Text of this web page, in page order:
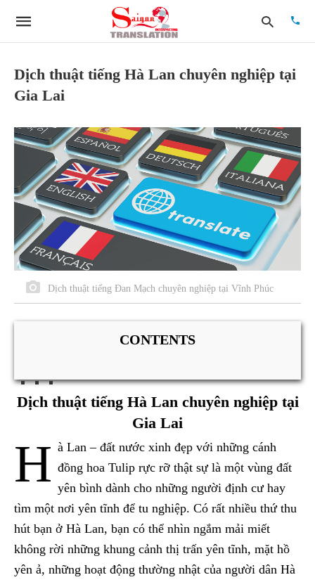
query
and
hit
enter:
Dịch thuật tiếng Hà Lan chuyên nghiệp tại
Gia Lai
Dịch thuật tiếng Đan Mạch chuyên nghiệp tại Vĩnh Phúc
CONTENTS
Dịch thuật tiếng Hà Lan chuyên nghiệp tại
Gia Lai
H à Lan – đất nước xinh đẹp với những cánh
đồng hoa Tulip rực rỡ thật sự là một vùng đất
yên bình dành cho những người định cư hay
tìm một nơi yên tĩnh để tu nghiệp. Có rất nhiều thứ thu
hút bạn ở Hà Lan, bạn có thể nhìn ngắm mải miết
không rời những khung cảnh thị trấn yên tĩnh, mặt hồ
yên ả, những hoạt động thường nhật của người dân Hà